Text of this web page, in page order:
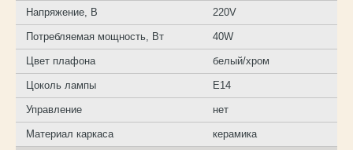
Напряжение, В 220V
Потребляемая мощность, Вт 40W
Цвет плафона белый/хром
Цоколь лампы E14
Управление нет
Материал каркаса керамика